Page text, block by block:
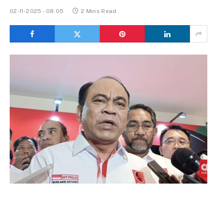
02-11-2025 - 08.05 2 Mins Read